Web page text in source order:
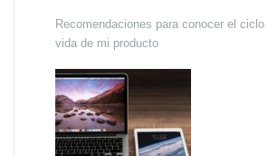
Recomendaciones para conocer el ciclo
vida de mi producto